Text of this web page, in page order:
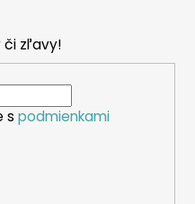
či zľavy!
s podmienkami